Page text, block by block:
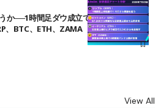
か──1時間足ダウ成立で1.185ドルを狙う
、BTC、ETH、ZAMA
View All